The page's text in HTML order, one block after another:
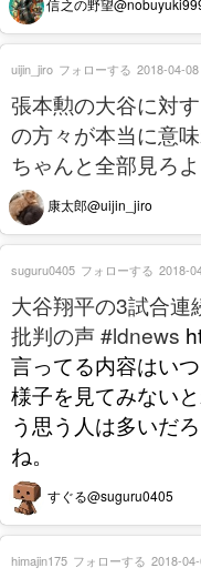
張本勲の大谷に対
の方々が本当に意
ちゃんと全部見ろよ
康太郎@uijin_jiro
uijin_jiro フォローする 2018-04-
大谷翔平の3試合連
批判の声 #ldnews
言ってる内容はい
様子を見てみない
う思う人は多いだ
ね。
すぐる@suguru0405
suguru0405 フォローする 2018-
himajin175 フォローする 2018-